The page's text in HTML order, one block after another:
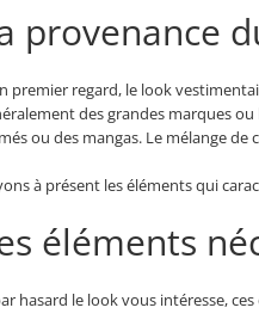
provenance
premier regard, le look
des grandes marques
ou des mangas. Le mélange de
à présent les éléments qui
éléments
hasard le look vous intéresse,